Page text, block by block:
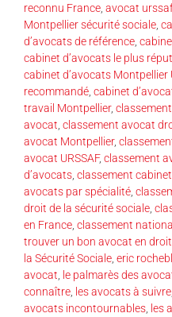
reconnu France avocat
Montpellier sécurité sociale
d’avocats de référence
cabinet d’avocats le plus
cabinet d’avocats Montpellier
recommandé cabinet
travail Montpellier,
avocat classement avocat
avocat Montpellier,
avocat URSSAF, classement
d’avocats classement
avocats par spécialité
droit de la sécurité sociale
en France classement
trouver un bon avocat en
la Sécurité Sociale eric
avocat le palmarès des
connaître les avocats à suivre
avocats incontournables les